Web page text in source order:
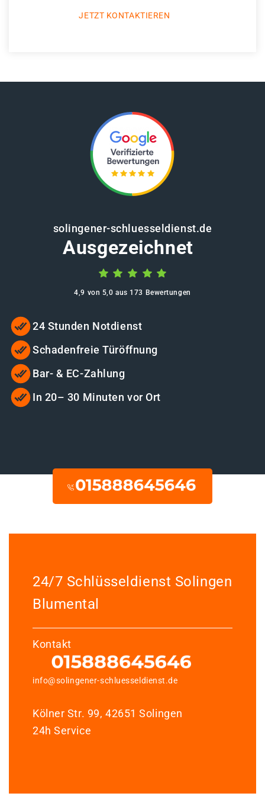
JETZT KONTAKTIEREN
solingener-schluesseldienst.de
Ausgezeichnet
4,9 von 5,0 aus 173 Bewertungen
24 Stunden Notdienst
Schadenfreie Türöffnung
Bar- & EC-Zahlung
In 20– 30 Minuten vor Ort
24/7 Schlüsseldienst Solingen
Blumental
Kontakt
info@solingener-schluesseldienst.de
Kölner Str. 99, 42651 Solingen
24h Service